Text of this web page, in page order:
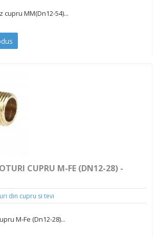
cupru MM(Dn12-54)...
CUPRU M-FE (DN12-28) -
din cupru si tevi
M-Fe (Dn12-28)...